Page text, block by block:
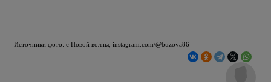
Источники фото: с Новой волны, instagram.com/@buzova86